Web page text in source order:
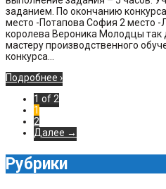
заданием. По окончанию
место -Потапова София 2 место -
королева Вероника Молодцы так
мастеру производственного
конкурса...
Подробнее ›
1 of 2
1
2
Далее →
Рубрики